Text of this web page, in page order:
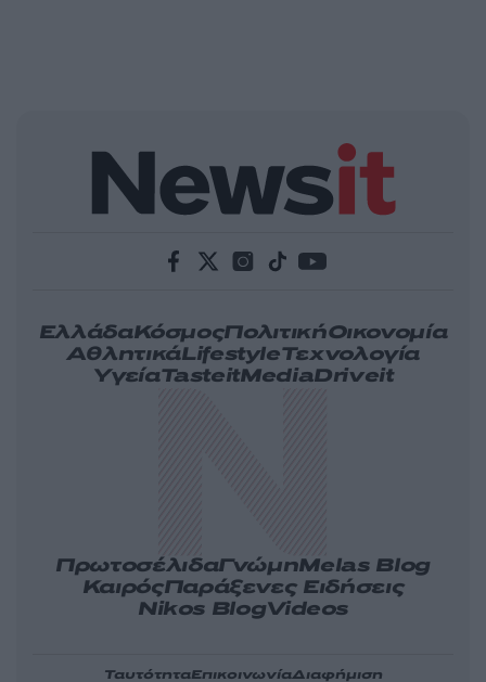
ΕλλάδαΚόσμοςΠολιτικήΟικονομία
ΑθλητικάLifestyleΤεχνολογία
ΥγείαTasteitMediaDriveit
ΠρωτοσέλιδαΓνώμηMelas Blog
ΚαιρόςΠαράξενες Ειδήσεις
Nikos BlogVideos
ΤαυτότηταΕπικοινωνίαΔιαφήμιση